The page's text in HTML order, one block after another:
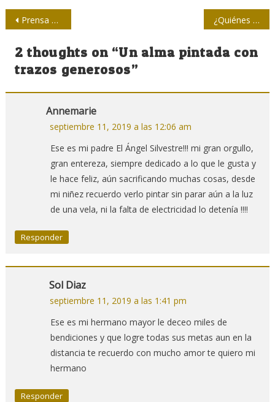
Navegación
de
entradas
Prensa cubana hacia la gestión de modelos de desarrollo e innovación (+ Video) ¿Quiénes están realmente organizando las protestas en Hong Kong?
2 thoughts on “Un alma pintada con
trazos generosos”
Annemarie
septiembre 11, 2019 a las 12:06 am
Ese es mi padre El Ángel Silvestre!!! mi gran orgullo,
gran entereza, siempre dedicado a lo que le gusta y
le hace feliz, aún sacrificando muchas cosas, desde
mi niñez recuerdo verlo pintar sin parar aún a la luz
de una vela, ni la falta de electricidad lo detenía !!!!
Responder
Sol Diaz
septiembre 11, 2019 a las 1:41 pm
Ese es mi hermano mayor le deceo miles de
bendiciones y que logre todas sus metas aun en la
distancia te recuerdo con mucho amor te quiero mi
hermano
Responder